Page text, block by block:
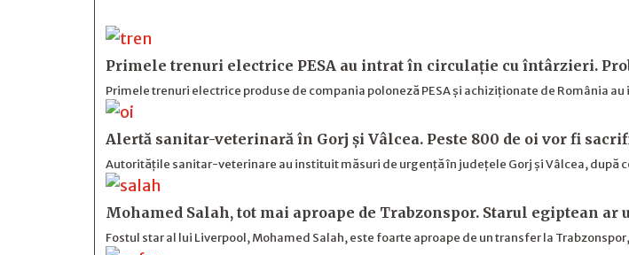
Primele trenuri electrice PESA au intrat în circulație cu întârzieri.
Primele trenuri electrice produse de compania poloneză PESA și achiziționate de România
Alertă sanitar-veterinară în Gorj și Vâlcea. Peste 800 de oi vor fi
Autoritățile sanitar-veterinare au instituit măsuri de urgență în județele Gorj și Vâlcea, după
Mohamed Salah, tot mai aproape de Trabzonspor. Starul egiptean
Fostul star al lui Liverpool, Mohamed Salah, este foarte aproape de un transfer la